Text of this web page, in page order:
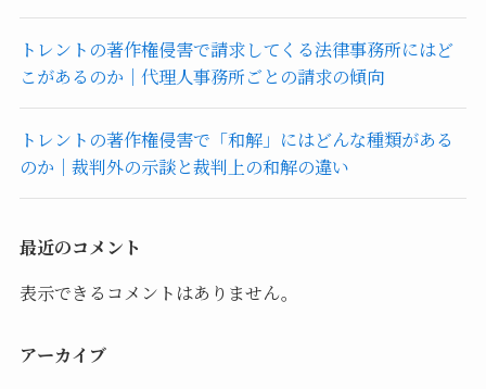
トレントの著作権侵害で請求してくる法律事務所にはど
こがあるのか｜代理人事務所ごとの請求の傾向
トレントの著作権侵害で「和解」にはどんな種類がある
のか｜裁判外の示談と裁判上の和解の違い
最近のコメント
表示できるコメントはありません。
アーカイブ